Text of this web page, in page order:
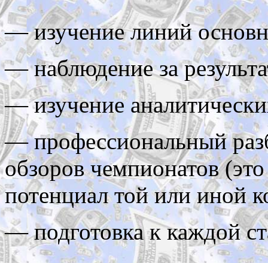
— изучение линий
— наблюдение за
— изучение
— профессиональный
обзоров чемпионатов
потенциал той или иной
— подготовка к каждой